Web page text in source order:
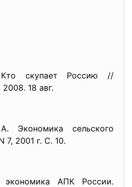
скупает Россию //
18 авг.
Экономика сельского
7, 2001 г. С. 10.
экономика АПК России.